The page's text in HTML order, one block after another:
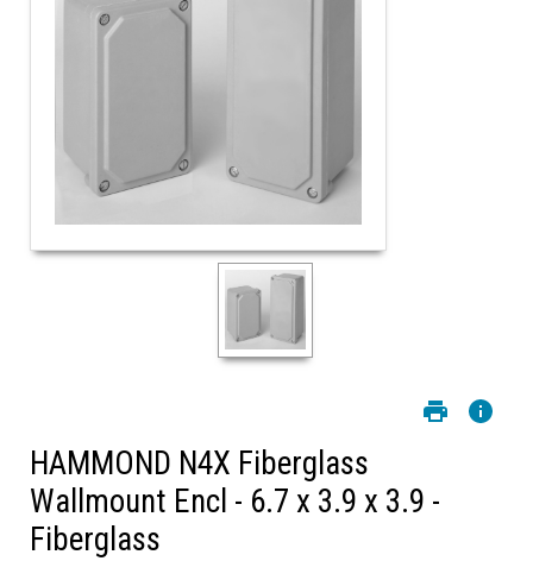
HAMMOND N4X Fiberglass
Wallmount Encl - 6.7 x 3.9 x 3.9 -
Fiberglass